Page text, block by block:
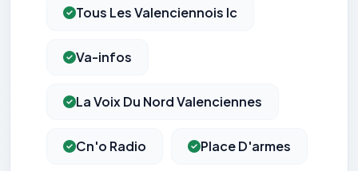
Tous Les Valenciennois Ic
Va-infos
La Voix Du Nord Valenciennes
Cn'o Radio Place D'armes